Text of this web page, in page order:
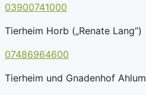
03900741000
Tierheim Horb („Renate Lang“)
07486964600
Tierheim und Gnadenhof Ahlum